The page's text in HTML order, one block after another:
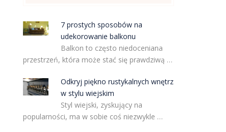
7 prostych sposobów na
udekorowanie balkonu
Balkon to często niedoceniana
przestrzeń, która może stać się prawdziwą …
Odkryj piękno rustykalnych wnętrz
w stylu wiejskim
Styl wiejski, zyskujący na
popularności, ma w sobie coś niezwykle …